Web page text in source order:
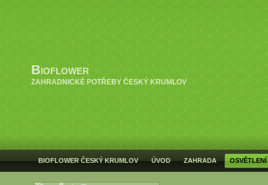
Bioflower
ZAHRADNICKÉ POTŘEBY ČESKÝ KRUMLOV
BIOFLOWER ČESKÝ KRUMLOV ÚVOD ZAHRADA OSVĚTLENÍ